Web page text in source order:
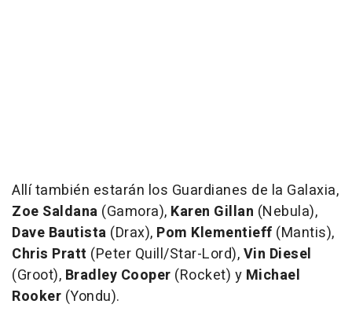
Allí también estarán los Guardianes de la Galaxia,
Zoe Saldana (Gamora), Karen Gillan (Nebula),
Dave Bautista (Drax), Pom Klementieff (Mantis),
Chris Pratt (Peter Quill/Star-Lord),Vin Diesel
(Groot), Bradley Cooper (Rocket) y Michael
Rooker (Yondu).